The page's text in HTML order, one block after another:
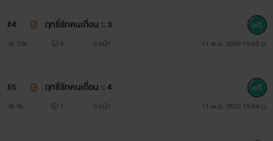
#4 ฤทธิ์รักคนเถื่อน :: 3
10k 4 0 หน้า 11 พ.ย. 2559 19:52 น.
#5 ฤทธิ์รักคนเถื่อน :: 4
9k 1 0 หน้า 11 พ.ย. 2559 19:54 น.